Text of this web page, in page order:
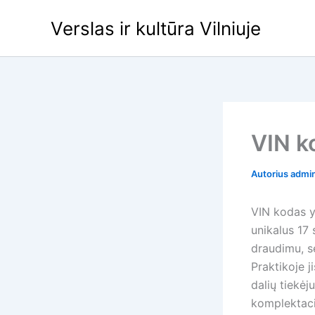
Verslas ir kultūra Vilniuje
VIN
Autorius
VIN kodas
unikalus
draudimu,
Praktikoje
dalių